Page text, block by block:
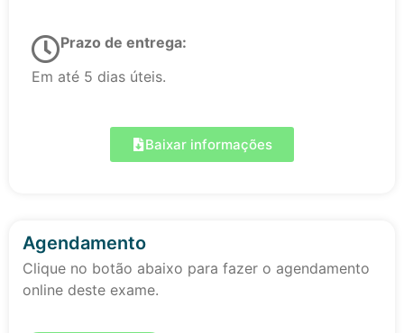
Prazo de entrega:
Em até 5 dias úteis.
Baixar informações
Agendamento
Clique no botão abaixo para fazer o agendamento
online deste exame.